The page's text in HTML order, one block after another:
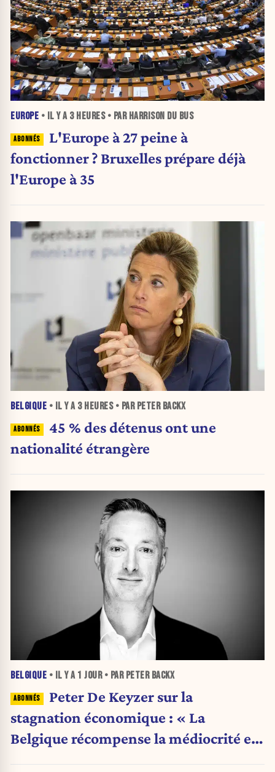
EUROPE • IL Y A 3 HEURES• PAR HARRISON DU BUS
L'Europe à 27 peine à
fonctionner ? Bruxelles prépare déjà
l'Europe à 35
BELGIQUE • IL Y A 3 HEURES• PAR PETER BACKX
45 % des détenus ont une
nationalité étrangère
BELGIQUE • IL Y A 1 JOUR• PAR PETER BACKX
Peter De Keyzer sur la
stagnation économique : « La
Belgique récompense la médiocrité et